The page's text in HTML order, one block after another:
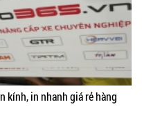
kính, in nhanh giá rẻ hàng